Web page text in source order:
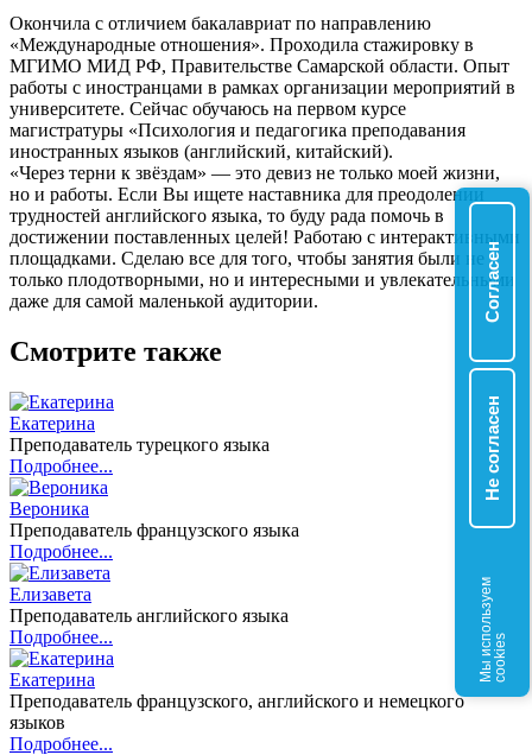
М
ы
и
сп
о
л
ь
з
у
е
м
c
o
o
k
i
es
Не согласен
Согласен
Окончила с отличием бакалавриат по направлению
«Международные отношения». Проходила стажировку в
МГИМО МИД РФ, Правительстве Самарской области. Опыт
работы с иностранцами в рамках организации мероприятий в
университете. Сейчас обучаюсь на первом курсе
магистратуры «Психология и педагогика преподавания
иностранных языков (английский, китайский).
«Через терни к звёздам» — это девиз не только моей жизни,
но и работы. Если Вы ищете наставника для преодолении
трудностей английского языка, то буду рада помочь в
достижении поставленных целей! Работаю с интерактивными
площадками. Сделаю все для того, чтобы занятия были не
только плодотворными, но и интересными и увлекательными
даже для самой маленькой аудитории.
Смотрите также
Екатерина
Преподаватель турецкого языка
Подробнее...
Вероника
Преподаватель французского языка
Подробнее...
Елизавета
Преподаватель английского языка
Подробнее...
Екатерина
Преподаватель французского, английского и немецкого
языков
Подробнее...